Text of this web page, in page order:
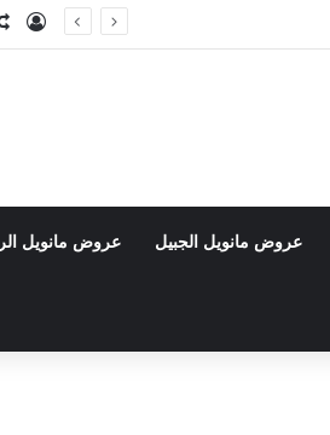
عروض مانويل الجبيل عروض مانويل